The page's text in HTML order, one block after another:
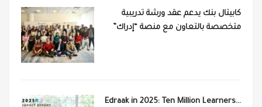
كابيتال بنك يدعم عقد ورشة تدريبية
متخصصة بالتعاون مع منصة “إدراك”
Edraak in 2025: Ten Million Learners…